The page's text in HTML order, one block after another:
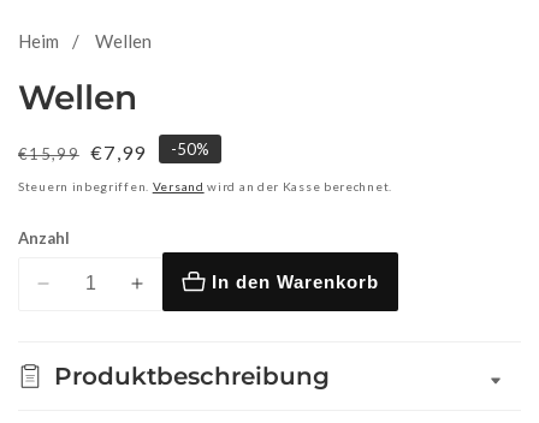
Heim Wellen
Wellen
Normaler
Preis
€15,99 Verkaufspreis
€7,99 -50%
Steuern inbegriffen. Versand wird an der Kasse berechnet.
Anzahl
Verringere
für
Erhöhe
für
In den Warenkorb
Produktbeschreibung